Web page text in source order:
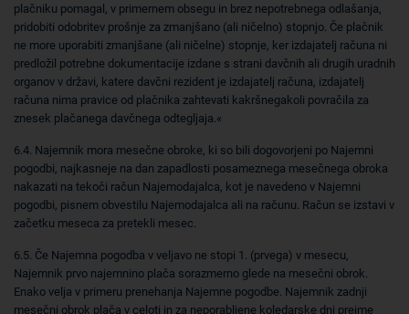
plačniku pomagal, v primernem obsegu in brez nepotrebnega odlašanja,
pridobiti odobritev prošnje za zmanjšano (ali ničelno) stopnjo. Če plačnik
ne more uporabiti zmanjšane (ali ničelne) stopnje, ker izdajatelj računa ni
predložil potrebne dokumentacije izdane s strani davčnih ali drugih uradnih
organov v državi, katere davčni rezident je izdajatelj računa, izdajatelj
računa nima pravice od plačnika zahtevati kakršnegakoli povračila za
znesek plačanega davčnega odtegljaja.«
6.4. Najemnik mora mesečne obroke, ki so bili dogovorjeni po Najemni
pogodbi, najkasneje na dan zapadlosti posameznega mesečnega obroka
nakazati na tekoči račun Najemodajalca, kot je navedeno v Najemni
pogodbi, pisnem obvestilu Najemodajalca ali na računu. Račun se izstavi v
začetku meseca za pretekli mesec.
6.5. Če Najemna pogodba v veljavo ne stopi 1. (prvega) v mesecu,
Najemnik prvo najemnino plača sorazmerno glede na mesečni obrok.
Enako velja v primeru prenehanja Najemne pogodbe. Najemnik zadnji
mesečni obrok plača v celoti in za neporabljene koledarske dni prejme